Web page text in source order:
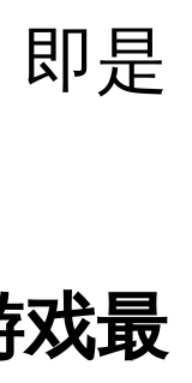
即是
戏最